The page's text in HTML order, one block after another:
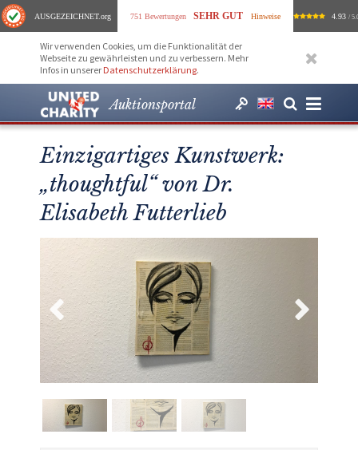
AUSGEZEICHNET.org 751 Bewertungen SEHR GUT Hinweise 4.93 /
Wir verwenden Cookies, um die Funktionalität der
Webseite zu gewährleisten und zu verbessern. Mehr
Infos in unserer Datenschutzerklärung.
Auktionsportal
Einzigartiges Kunstwerk:
„thoughtful“ von Dr.
Elisabeth Futterlieb